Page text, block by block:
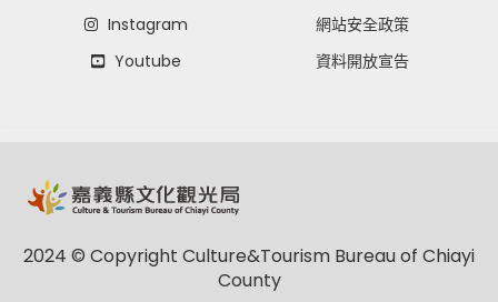
Instagram
Youtube
網站安全政策
資料開放宣告
2024 © Copyright Culture&Tourism Bureau of Chiayi
County